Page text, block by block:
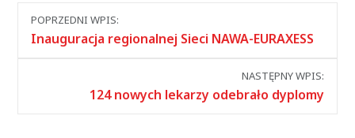
Nawigacja
między
POPRZEDNI WPIS:
Inauguracja regionalnej Sieci NAWA-EURAXESS
NASTĘPNY WPIS:
124 nowych lekarzy odebrało dyplomy